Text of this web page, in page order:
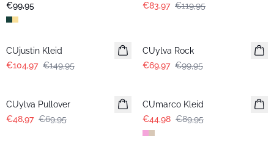
€99,95
€83,97 €119,95
-30%
CUjustin Kleid
€104,97 €149,95
CUylva Rock
€69,97 €99,95
CUylva Pullover
€48,97 €69,95
CUmarco Kleid
€44,98 €89,95
-30%